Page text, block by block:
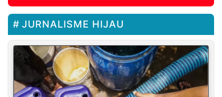
JURNALISME HIJAU